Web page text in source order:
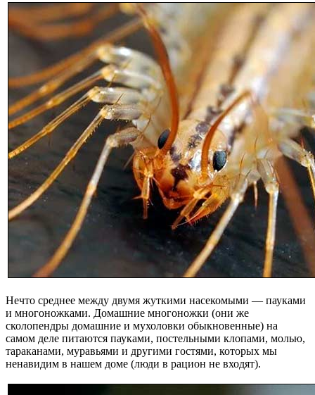
Нечто среднее между двумя жуткими насекомыми — пауками
и многоножками. Домашние многоножки (они же
сколопендры домашние и мухоловки обыкновенные) на
самом деле питаются пауками, постельными клопами, молью,
тараканами, муравьями и другими гостями, которых мы
ненавидим в нашем доме (люди в рацион не входят).